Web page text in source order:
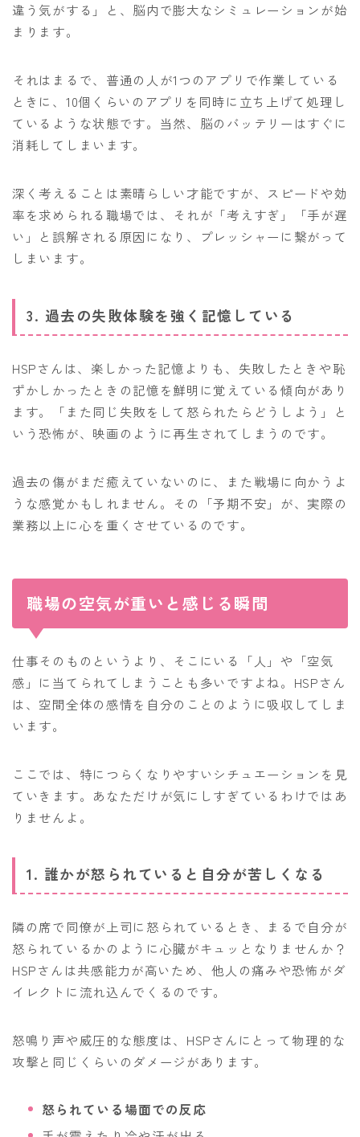
違う気がする」と、脳内で膨大なシミュレーションが始
まります。
それはまるで、普通の人が1つのアプリで作業している
ときに、10個くらいのアプリを同時に立ち上げて処理し
ているような状態です。当然、脳のバッテリーはすぐに
消耗してしまいます。
深く考えることは素晴らしい才能ですが、スピードや効
率を求められる職場では、それが「考えすぎ」「手が遅
い」と誤解される原因になり、プレッシャーに繋がって
しまいます。
3. 過去の失敗体験を強く記憶している
HSPさんは、楽しかった記憶よりも、失敗したときや恥
ずかしかったときの記憶を鮮明に覚えている傾向があり
ます。「また同じ失敗をして怒られたらどうしよう」と
いう恐怖が、映画のように再生されてしまうのです。
過去の傷がまだ癒えていないのに、また戦場に向かうよ
うな感覚かもしれません。その「予期不安」が、実際の
業務以上に心を重くさせているのです。
職場の空気が重いと感じる瞬間
仕事そのものというより、そこにいる「人」や「空気
感」に当てられてしまうことも多いですよね。HSPさん
は、空間全体の感情を自分のことのように吸収してしま
います。
ここでは、特につらくなりやすいシチュエーションを見
ていきます。あなただけが気にしすぎているわけではあ
りませんよ。
1. 誰かが怒られていると自分が苦しくなる
隣の席で同僚が上司に怒られているとき、まるで自分が
怒られているかのように心臓がキュッとなりませんか？
HSPさんは共感能力が高いため、他人の痛みや恐怖がダ
イレクトに流れ込んでくるのです。
怒鳴り声や威圧的な態度は、HSPさんにとって物理的な
攻撃と同じくらいのダメージがあります。
怒られている場面での反応